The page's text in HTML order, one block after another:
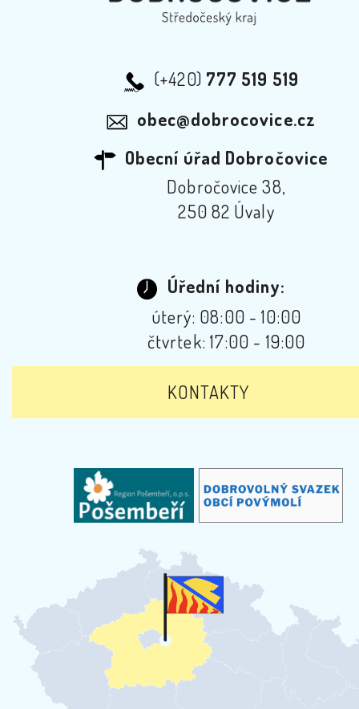
(+420) 777 519 519
obec@dobrocovice.cz
Obecní úřad Dobročovice
Dobročovice 38,
250 82 Úvaly
Úřední hodiny:
úterý: 08:00 - 10:00
čtvrtek: 17:00 - 19:00
KONTAKTY